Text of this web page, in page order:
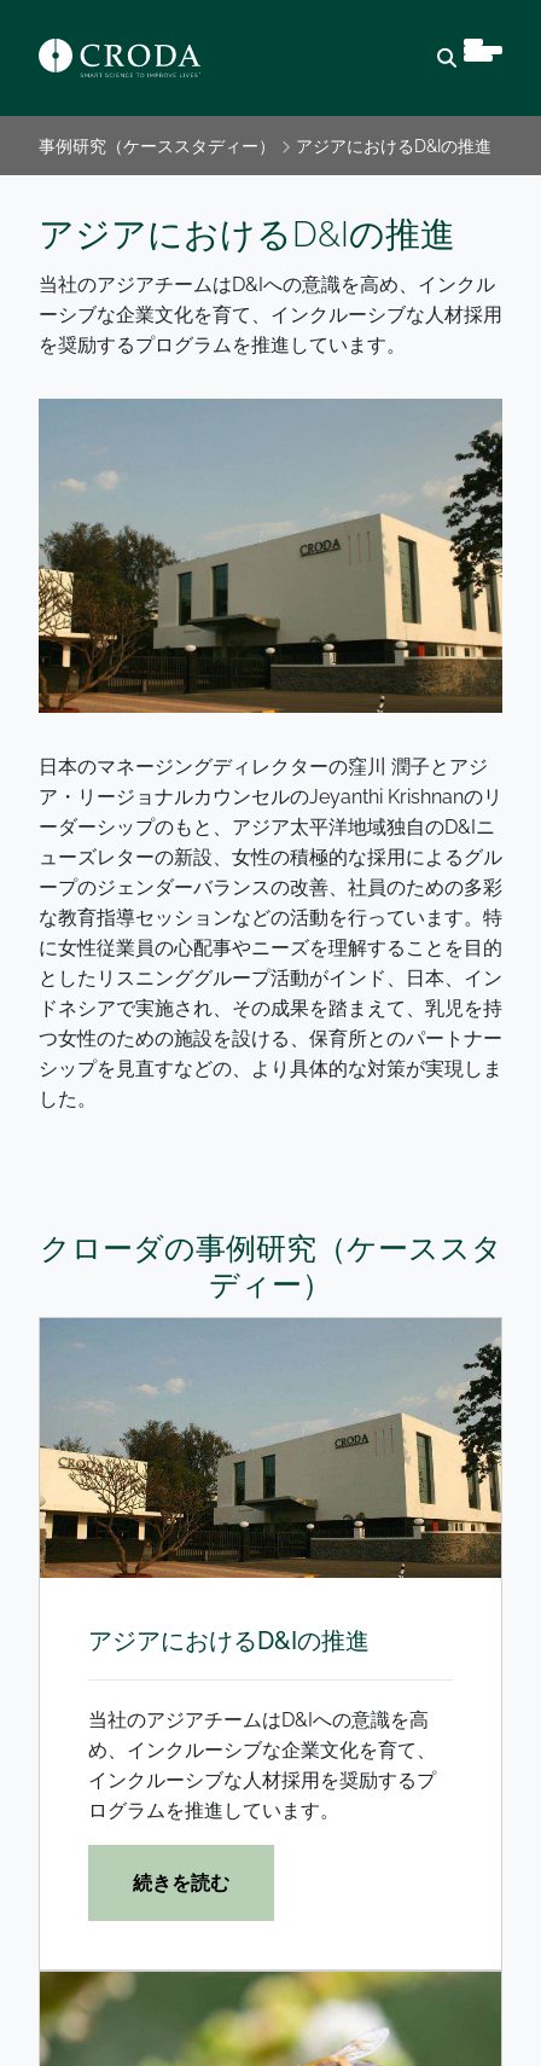
事例研究（ケーススタディー） アジアにおけるD&Iの推進
アジアにおけるD&Iの推進
当社のアジアチームはD&Iへの意識を高め、インクル
ーシブな企業文化を育て、インクルーシブな人材採用
を奨励するプログラムを推進しています。
日本のマネージングディレクターの窪川 潤子とアジ
ア・リージョナルカウンセルのJeyanthi Krishnanのリ
ーダーシップのもと、アジア太平洋地域独自のD&Iニ
ューズレターの新設、女性の積極的な採用によるグル
ープのジェンダーバランスの改善、社員のための多彩
な教育指導セッションなどの活動を行っています。特
に女性従業員の心配事やニーズを理解することを目的
としたリスニンググループ活動がインド、日本、イン
ドネシアで実施され、その成果を踏まえて、乳児を持
つ女性のための施設を設ける、保育所とのパートナー
シップを見直すなどの、より具体的な対策が実現しま
した。
クローダの事例研究（ケーススタ
ディー）
アジアにおけるD&Iの推進
当社のアジアチームはD&Iへの意識を高
め、インクルーシブな企業文化を育て、
インクルーシブな人材採用を奨励するプ
ログラムを推進しています。
続きを読む